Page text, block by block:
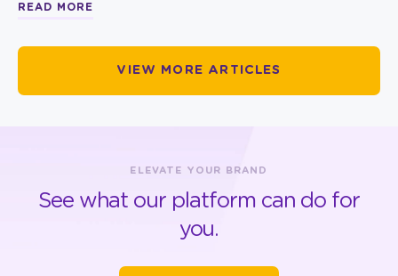
READ MORE
VIEW MORE ARTICLES
ELEVATE YOUR BRAND
See what our platform can do for
you.